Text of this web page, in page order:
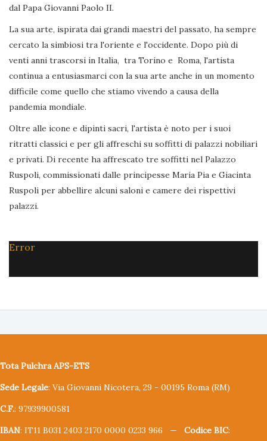
dal Papa Giovanni Paolo II.
La sua arte, ispirata dai grandi maestri del passato, ha sempre
cercato la simbiosi tra l'oriente e l'occidente. Dopo più di
venti anni trascorsi in Italia, tra Torino e Roma, l'artista
continua a entusiasmarci con la sua arte anche in un momento
difficile come quello che stiamo vivendo a causa della
pandemia mondiale.
Oltre alle icone e dipinti sacri, l'artista è noto per i suoi
ritratti classici e per gli affreschi su soffitti di palazzi nobiliari
e privati. Di recente ha affrescato tre soffitti nel Palazzo
Ruspoli, commissionati dalle principesse Maria Pia e Giacinta
Ruspoli per abbellire alcuni saloni e camere dei rispettivi
palazzi.
Error
Tota Pulchra APS-ETS
Sede Legale: Via Giovanni Nicotera, 29 - 00195 Roma (RM)
C.F.: 97939900581
IBAN: IT11 B031 2403 2170 0000 0233 966 — Codice BIC: